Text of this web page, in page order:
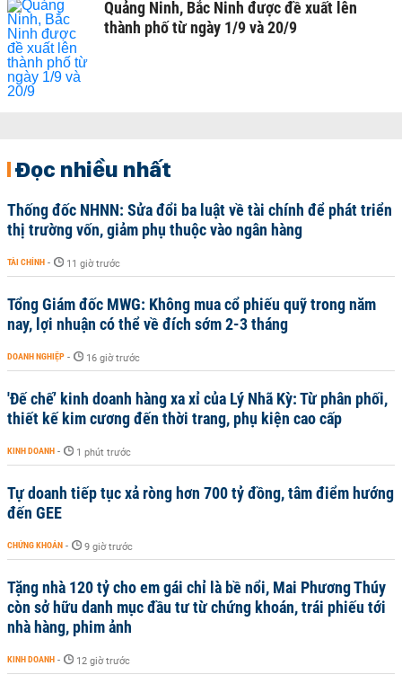
Quảng Ninh, Bắc Ninh được đề xuất lên
thành phố từ ngày 1/9 và 20/9
Đọc nhiều nhất
Thống đốc NHNN: Sửa đổi ba luật về tài chính để phát triển
thị trường vốn, giảm phụ thuộc vào ngân hàng
TÀI CHÍNH - 11 giờ trước
Tổng Giám đốc MWG: Không mua cổ phiếu quỹ trong năm
nay, lợi nhuận có thể về đích sớm 2-3 tháng
DOANH NGHIỆP - 16 giờ trước
'Đế chế’ kinh doanh hàng xa xỉ của Lý Nhã Kỳ: Từ phân phối,
thiết kế kim cương đến thời trang, phụ kiện cao cấp
KINH DOANH - 1 phút trước
Tự doanh tiếp tục xả ròng hơn 700 tỷ đồng, tâm điểm hướng
đến GEE
CHỨNG KHOÁN - 9 giờ trước
Tặng nhà 120 tỷ cho em gái chỉ là bề nổi, Mai Phương Thúy
còn sở hữu danh mục đầu tư từ chứng khoán, trái phiếu tới
nhà hàng, phim ảnh
KINH DOANH - 12 giờ trước